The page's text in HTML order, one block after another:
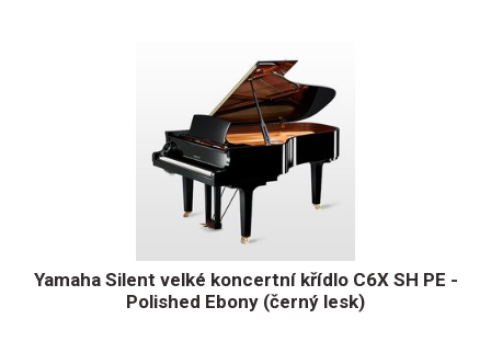
Yamaha Silent velké koncertní křídlo C6X SH PE -
Polished Ebony (černý lesk)